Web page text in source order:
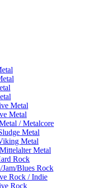
Metal
Metal
/ Metalcore
Metal
Metal
Metal
Rock
Jam/Blues Rock
Rock / Indie
Rock